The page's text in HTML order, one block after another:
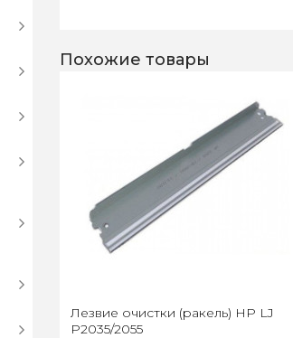
Похожие товары
Лезвие очистки (ракель) HP LJ
P2035/2055